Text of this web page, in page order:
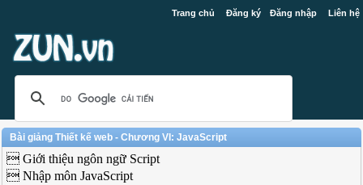
Trang chủ Đăng ký Đăng nhập Liên hệ
Bài giảng Thiết kế web - Chương VI: JavaScript
 Giới thiệu ngôn ngữ Script
 Nhập môn JavaScript